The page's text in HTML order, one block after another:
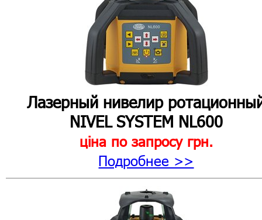
Лазерный нивелир
NIVEL SYSTEM NL600
ціна по запросугрн.
Подробнее >>